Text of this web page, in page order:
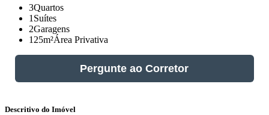
3Quartos
1 Suítes
2Garagens
125m²Área Privativa
Pergunte ao Corretor
Descritivo do Imóvel